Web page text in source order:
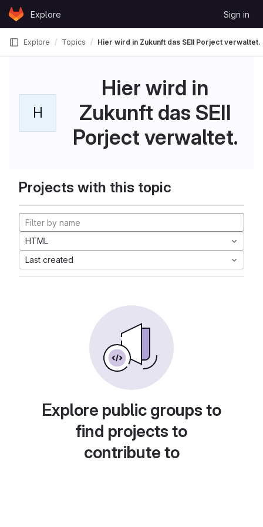
Skip to content
GitLabExplore Sign in
Explore Topics Hier wird in Zukunft das SEII Porject verwaltet.
H
Hier wird in
Zukunft das SEII
Porject verwaltet.
Projects with this topic
HTML
Last created
Explore public groups to
find projects to
contribute to